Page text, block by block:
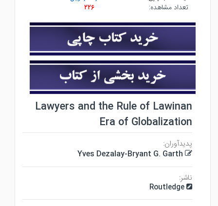
تعداد مشاهده:
۲۲۶
Lawyers and the Rule of Lawinan
Era of Globalization
پدیدآوران:
Yves Dezalay-Bryant G. Garth
ناشر:
Routledge